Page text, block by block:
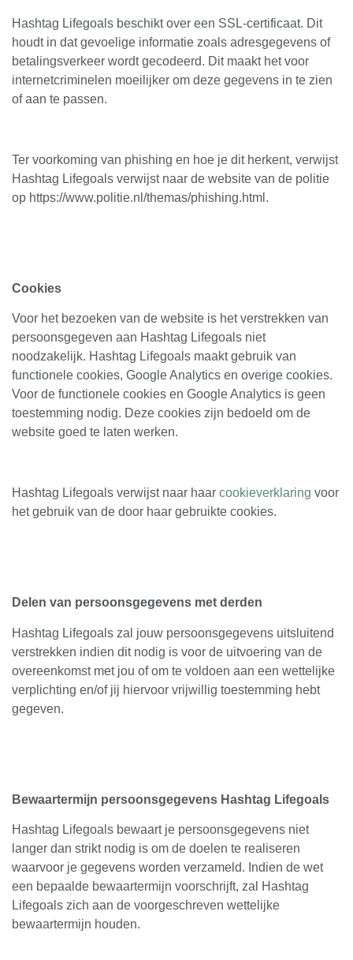
Hashtag Lifegoals beschikt over een SSL-certificaat. Dit
houdt in dat gevoelige informatie zoals adresgegevens of
betalingsverkeer wordt gecodeerd. Dit maakt het voor
internetcriminelen moeilijker om deze gegevens in te zien
of aan te passen.
Ter voorkoming van phishing en hoe je dit herkent, verwijst
Hashtag Lifegoals verwijst naar de website van de politie
op https://www.politie.nl/themas/phishing.html.
Cookies
Voor het bezoeken van de website is het verstrekken van
persoonsgegeven aan Hashtag Lifegoals niet
noodzakelijk. Hashtag Lifegoals maakt gebruik van
functionele cookies, Google Analytics en overige cookies.
Voor de functionele cookies en Google Analytics is geen
toestemming nodig. Deze cookies zijn bedoeld om de
website goed te laten werken.
Hashtag Lifegoals verwijst naar haar cookieverklaring voor
het gebruik van de door haar gebruikte cookies.
Delen van persoonsgegevens met derden
Hashtag Lifegoals zal jouw persoonsgegevens uitsluitend
verstrekken indien dit nodig is voor de uitvoering van de
overeenkomst met jou of om te voldoen aan een wettelijke
verplichting en/of jij hiervoor vrijwillig toestemming hebt
gegeven.
Bewaartermijn persoonsgegevens Hashtag Lifegoals
Hashtag Lifegoals bewaart je persoonsgegevens niet
langer dan strikt nodig is om de doelen te realiseren
waarvoor je gegevens worden verzameld. Indien de wet
een bepaalde bewaartermijn voorschrijft, zal Hashtag
Lifegoals zich aan de voorgeschreven wettelijke
bewaartermijn houden.